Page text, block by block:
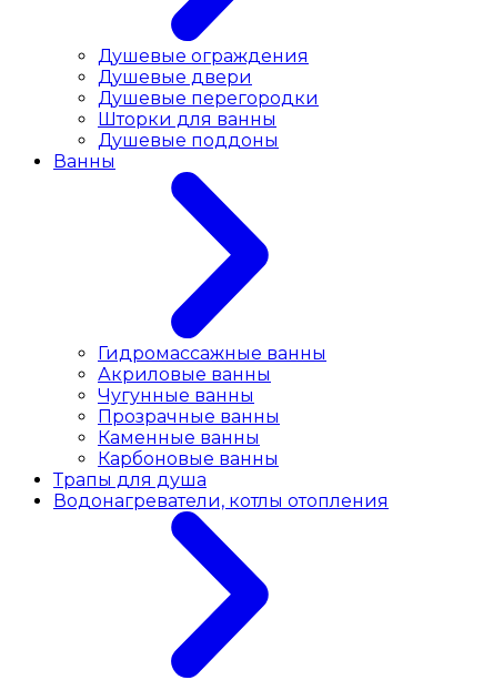
Душевые ограждения
Душевые двери
Душевые перегородки
Шторки для ванны
Душевые поддоны
Ванны
Гидромассажные ванны
Акриловые ванны
Чугунные ванны
Прозрачные ванны
Каменные ванны
Карбоновые ванны
Трапы для душа
Водонагреватели, котлы отопления